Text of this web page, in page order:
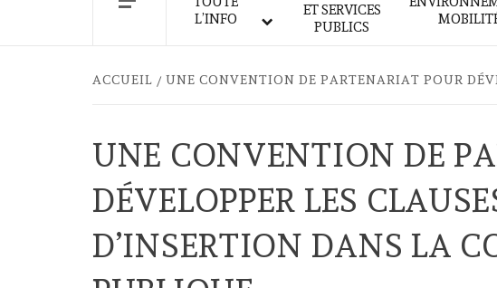
L’INFO
ET SERVICES
PUBLICS
ACCUEIL UNE CONVENTION DE PARTENARIAT POUR
UNE CONVENTION DE
DÉVELOPPER LES
D’INSERTION DANS LA